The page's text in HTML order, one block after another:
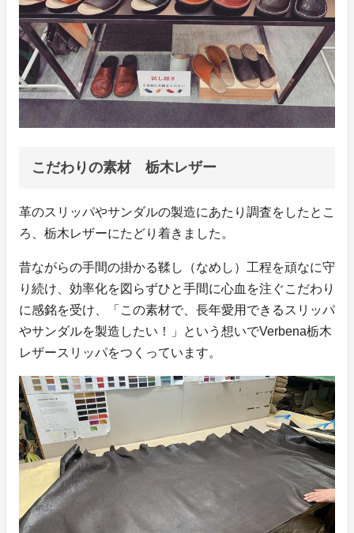
こだわりの素材 栃木レザー
革のスリッパやサンダルの製造にあたり調査をしたとこ
ろ、栃木レザーにたどり着きました。
昔ながらの手間の掛かる鞣し（なめし）工程を頑なに守
り続け、効率化を図らずひと手間に心血を注ぐこだわり
に感銘を受け、「この素材で、長年愛用できるスリッパ
やサンダルを製造したい！」という想いでVerbena栃木
レザースリッパをつくっています。